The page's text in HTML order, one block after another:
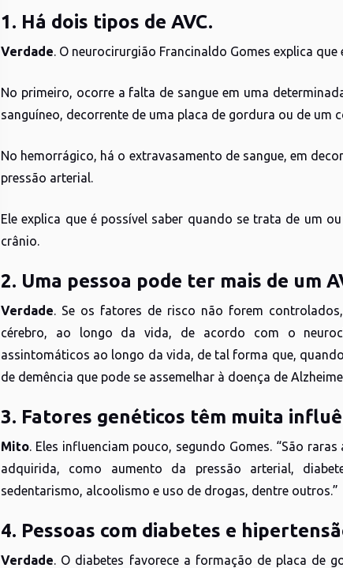
1. Há dois tipos de AVC.
Verdade. O neurocirurgião Francinaldo Gomes explica
No primeiro, ocorre a falta de sangue em uma
sanguíneo, decorrente de uma placa de gordura ou de um
No hemorrágico, há o extravasamento de sangue, em
pressão arterial.
Ele explica que é possível saber quando se trata de um
crânio.
2. Uma pessoa pode ter mais de um
Verdade. Se os fatores de risco não forem
cérebro, ao longo da vida, de acordo com o
assintomáticos ao longo da vida, de tal forma que,
de demência que pode se assemelhar à doença de
3. Fatores genéticos têm muita
Mito. Eles influenciam pouco, segundo Gomes. “São
adquirida, como aumento da pressão arterial,
sedentarismo, alcoolismo e uso de drogas, dentre outros.”
4. Pessoas com diabetes e
Verdade. O diabetes favorece a formação de placa de